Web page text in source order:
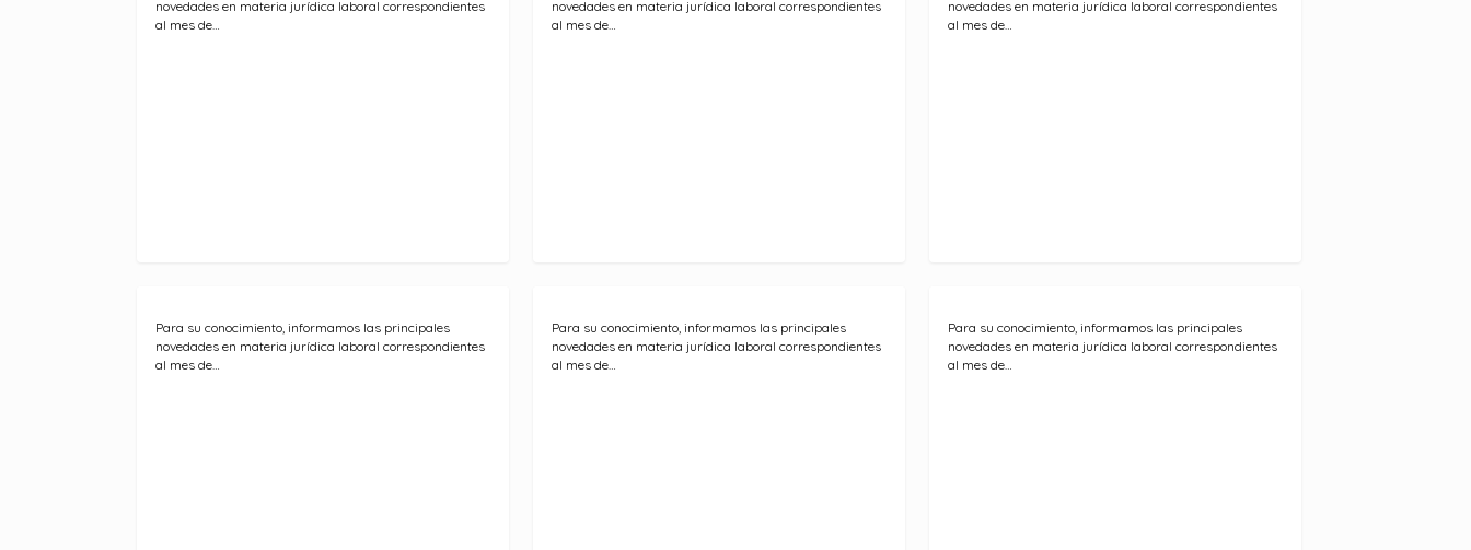
novedades en materia jurídica laboral correspondientes
al mes de…
novedades en materia jurídica laboral correspondientes
al mes de…
novedades en materia jurídica laboral correspondientes
al mes de…
Para su conocimiento, informamos las principales
novedades en materia jurídica laboral correspondientes
al mes de…
Para su conocimiento, informamos las principales
novedades en materia jurídica laboral correspondientes
al mes de…
Para su conocimiento, informamos las principales
novedades en materia jurídica laboral correspondientes
al mes de…